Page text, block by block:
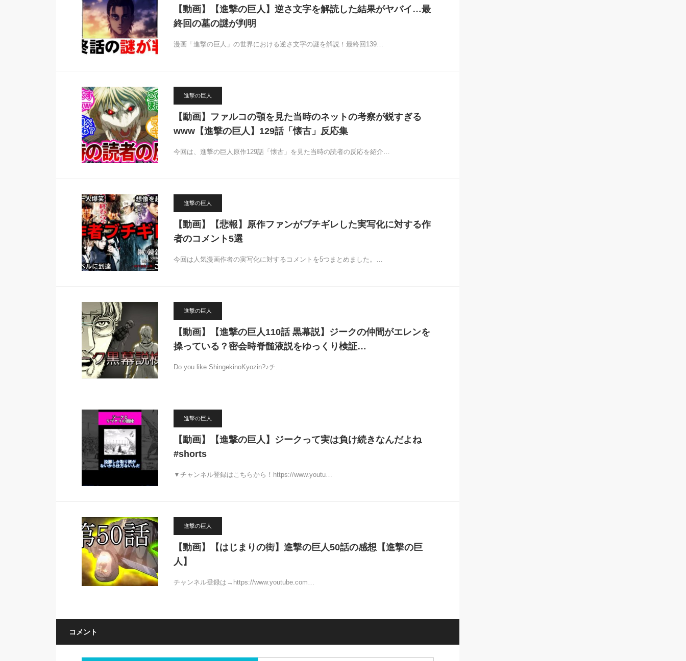
【動画】【進撃の巨人】逆さ文字を解読した結果がヤバイ…最
終回の墓の謎が判明
漫画「進撃の巨人」の世界における逆さ文字の謎を解説！最終回139…
進撃の巨人
【動画】ファルコの顎を見た当時のネットの考察が鋭すぎる
www【進撃の巨人】129話「懐古」反応集
今回は、進撃の巨人原作129話「懐古」を見た当時の読者の反応を紹介…
進撃の巨人
【動画】【悲報】原作ファンがブチギレした実写化に対する作
者のコメント5選
今回は人気漫画作者の実写化に対するコメントを5つまとめました。…
進撃の巨人
【動画】【進撃の巨人110話 黒幕説】ジークの仲間がエレンを
操っている？密会時脊髄液説をゆっくり検証…
Do you like ShingekinoKyozin?♪チ…
進撃の巨人
【動画】【進撃の巨人】ジークって実は負け続きなんだよね
#shorts
▼チャンネル登録はこちらから！https://www.youtu…
進撃の巨人
【動画】【はじまりの街】進撃の巨人50話の感想【進撃の巨
人】
チャンネル登録は→https://www.youtube.com…
コメント